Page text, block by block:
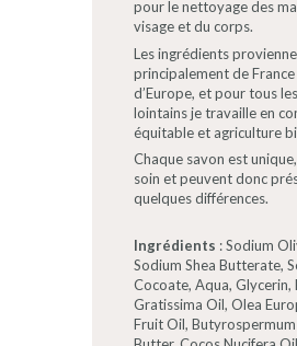
pour le nettoyage des
visage et du corps.
Les ingrédients
principalement de
d’Europe, et pour tous
lointains je travaille en
équitable et agriculture
Chaque savon est
soin et peuvent donc
quelques différences.
Ingrédients : Sodium
Sodium Shea Butterate,
Cocoate, Aqua, Glycerin,
Gratissima Oil, Olea
Fruit Oil,